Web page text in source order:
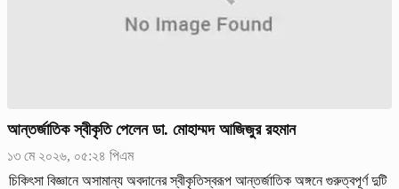
আন্তর্জাতিক স্বীকৃতি পেলেন ডা. মোহাম্মদ আজিজুর রহমান
১৩ মে ২০২৬, ০৫:২৪ পিএম
চিকিৎসা বিজ্ঞানে অসামান্য অবদানের স্বীকৃতিস্বরূপ আন্তর্জাতিক অঙ্গনে গুরুত্বপূর্ণ দুটি